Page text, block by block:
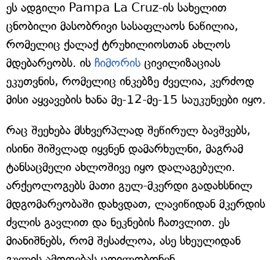
ეს ადგილი Pampa La Cruz-ის სახელით
ცნობილი მასობრივი სასაფლაოს ნაწილია,
რომელიც ქალაქ ტრუხილიოსთან ახლოს
მდებარეობს. ის ჩიმორის ცივილიზაციას
ეკუთვნის, რომელიც ინკებზე ძველია, კერძოდ
მისი აყვავების ხანა მე-12-მე-15 საუკუნეები იყო.
რაც შეეხება მსხვერპლად შეწირულ ბავშვებს,
ისინი შიშვლად იყვნენ დამარხულნი, მაგრამ
ტანსაცმელი ახლოშივე იყო დალაგებული.
არქეოლოგებს მათი გულ-მკერდი გადახსნილ
მდგომარეობაში დახვდათ, ლავიწიდან მკერდის
ძვლის გავლით და ნეკნების ჩათვლით. ეს
მიანიშნებს, რომ შესაძლოა, ასე სხეულიდან